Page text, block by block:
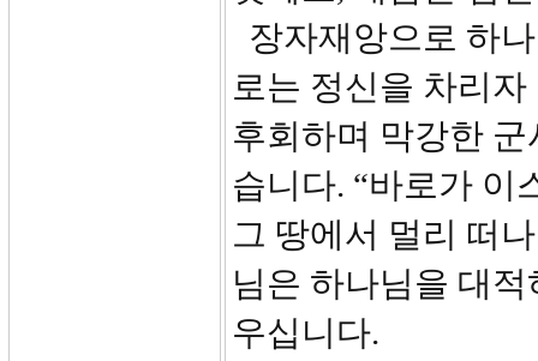
장자재앙으로 하
로는 정신을 차리
후회하며 막강한
습니다. “바로가 이
그 땅에서 멀리 떠
님은 하나님을 대
우십니다.